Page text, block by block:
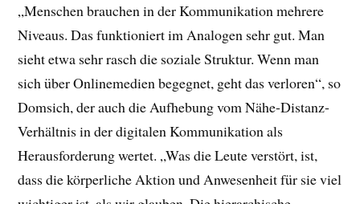
„Menschen brauchen in der Kommunikation mehrere
Niveaus. Das funktioniert im Analogen sehr gut. Man
sieht etwa sehr rasch die soziale Struktur. Wenn man
sich über Onlinemedien begegnet, geht das verloren“, so
Domsich, der auch die Aufhebung vom Nähe-Distanz-
Verhältnis in der digitalen Kommunikation als
Herausforderung wertet. „Was die Leute verstört, ist,
dass die körperliche Aktion und Anwesenheit für sie viel